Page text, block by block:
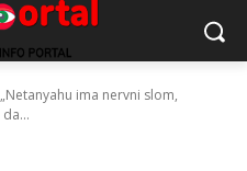
ima nervni slom,